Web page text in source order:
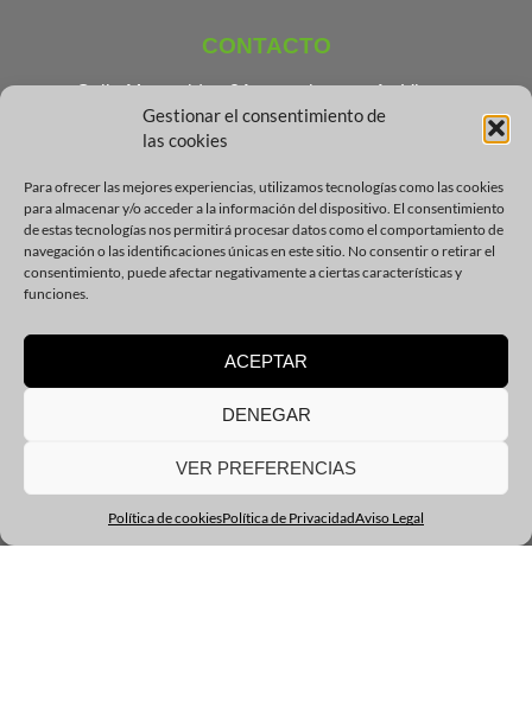
Gestionar el consentimiento de
las cookies
Para ofrecer las mejores experiencias, utilizamos tecnologías como las cookies
para almacenar y/o acceder a la información del dispositivo. El consentimiento
de estas tecnologías nos permitirá procesar datos como el comportamiento de
navegación o las identificaciones únicas en este sitio. No consentir o retirar el
consentimiento, puede afectar negativamente a ciertas características y
funciones.
ACEPTAR
DENEGAR
VER PREFERENCIAS
Política de cookiesPolítica de PrivacidadAviso Legal
CONTACTO
Calle Montevideo 2A - esquina con Av Virgen
Desamparados, Xirivella (46950), Valencia
De Lunes a Viernes de 7:00h a 21:00h
Sábados de 9:00h a 13:00h